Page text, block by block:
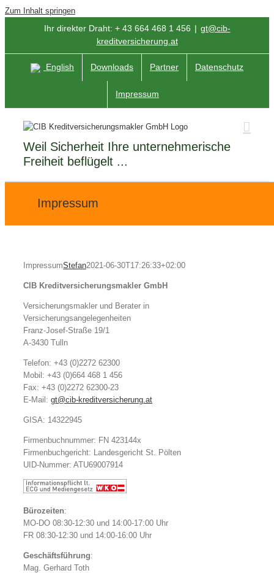
Zum Inhalt springen
Ihr direkter Draht: + 43 664 468 1 456 | gt@cib-
kreditversicherung.at
English Downloads Partner Datenschutz
Impressum
Weil Sicherheit Ihre unternehmerische
Freiheit beflügelt ...
Impressum
ImpressumStefan2021-06-30T17:26:33+02:00
CIB Kreditversicherungsmakler GmbH
Versicherungsmakler und Berater in
Versicherungsangelegenheiten
Franz-Josef-Straße 19/1
A-3430 Tulln
Telefon: +43 (0)2272 62300
Mobil: +43 (0)664 468 1 456
Fax: +43 (0)2272 62300-23
E-Mail: gt@cib-kreditversicherung.at
GISA: 14322945
Firmenbuchnummer: FN 423144x
Firmenbuchgericht: Landesgericht St. Pölten
UID-Nummer: ATU69007914
Bürozeiten:
MO-DO 08:30-12:30 und 14:00-17:00 Uhr
FR 08:30-12:30 und 14:00-16:00 Uhr
Geschäftsführung:
Mag. Gerhard Toth